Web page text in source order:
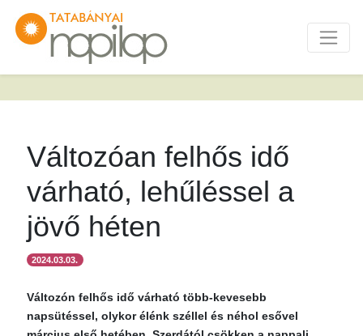
Változóan felhős idő
várható, lehűléssel a
jövő héten
2024.03.03.
Változón felhős idő várható több-kevesebb
napsütéssel, olykor élénk széllel és néhol esővel